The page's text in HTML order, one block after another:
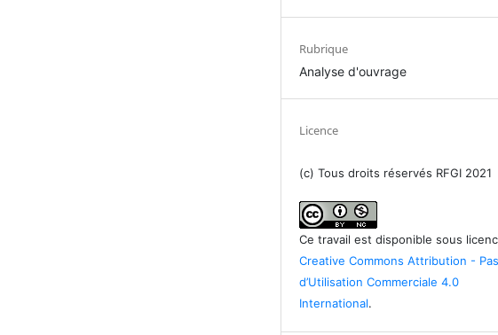
Rubrique
Analyse d'ouvrage
Licence
(c) Tous droits réservés RFGI 2021
Ce travail est disponible sous
Creative Commons Attribution - Pas
d’Utilisation Commerciale 4.0
International.